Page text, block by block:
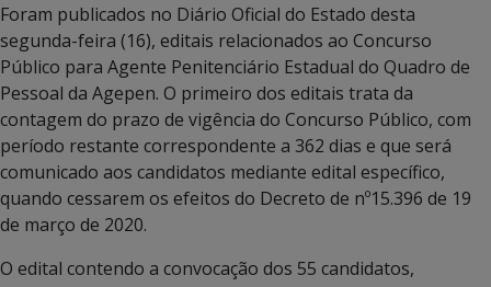
Foram publicados no Diário Oficial do Estado desta
segunda-feira (16), editais relacionados ao Concurso
Público para Agente Penitenciário Estadual do Quadro de
Pessoal da Agepen. O primeiro dos editais trata da
contagem do prazo de vigência do Concurso Público, com
período restante correspondente a 362 dias e que será
comunicado aos candidatos mediante edital específico,
quando cessarem os efeitos do Decreto de nº15.396 de 19
de março de 2020.
O edital contendo a convocação dos 55 candidatos,